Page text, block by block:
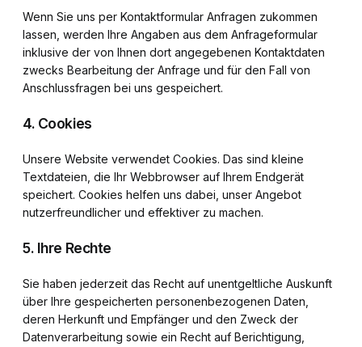
Wenn Sie uns per Kontaktformular Anfragen zukommen
lassen, werden Ihre Angaben aus dem Anfrageformular
inklusive der von Ihnen dort angegebenen Kontaktdaten
zwecks Bearbeitung der Anfrage und für den Fall von
Anschlussfragen bei uns gespeichert.
4. Cookies
Unsere Website verwendet Cookies. Das sind kleine
Textdateien, die Ihr Webbrowser auf Ihrem Endgerät
speichert. Cookies helfen uns dabei, unser Angebot
nutzerfreundlicher und effektiver zu machen.
5. Ihre Rechte
Sie haben jederzeit das Recht auf unentgeltliche Auskunft
über Ihre gespeicherten personenbezogenen Daten,
deren Herkunft und Empfänger und den Zweck der
Datenverarbeitung sowie ein Recht auf Berichtigung,